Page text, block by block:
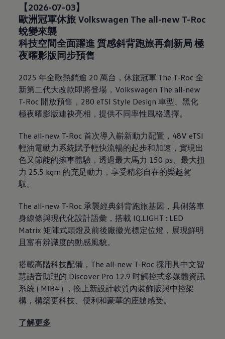
【2026-07-03】
歐洲冠軍休旅 Volkswagen The all-new T-Roc
蛻變來襲
科技空間全面躍進 質感斜背跑旅再創新局 極
夜曜影版同步預售
2025年全歐熱銷逾 20萬台，休旅冠軍 The T-Roc全
新第二代大改款即將登場， Volkswagen The all-new
T-Roc 開放預售， 280 eTSI Style Design車型、黑化
極夜曜影版連袂亮相，提供不同率性風格選擇。
The all-new T-Roc首次導入嶄新動力配置， 48V eTSI
輕油電動力系統賦予輕快流暢的起步和加速，實現出
色又節能的擁車體驗，透過最大馬力 150 ps 、最大扭
力 25.5 kgm 的充足動力，享受精彩自在的樂趣駕
馭。
The all-new T-Roc 承襲經典斜背跑旅基因，具俐落車
身線條與現代化設計語彙，搭載 IQ.LIGHT : LED
Matrix矩陣式頭燈及前後廠徽光標定位燈，展現鮮明
且富有辨識度的動感風貌。
搭載高階科技配備，The all-new T-Roc 採用具中文智
慧語音助理的 Discover Pro 12.9 吋觸控式多媒體資訊
系統 ( MIB4 ) ，換上新設計軟質內裝飾版與中控架
構，構築更科技、便利和豪華的座艙感受。
了解更多